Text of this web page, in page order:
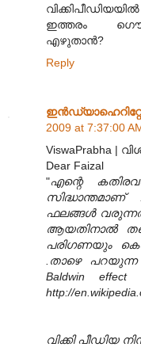
ഇത്തരം
എഴുതാൻ?
Reply
2009 at 7:37:00
ViswaPrabha |
Dear Faizal
"എന്റെ
ഫലങ്ങള്‍
ആയതിനാല്‍
പരിഗണയും
.താഴെ പറയുന്ന
Baldwin
http://
വിക്കി പീഡിയ